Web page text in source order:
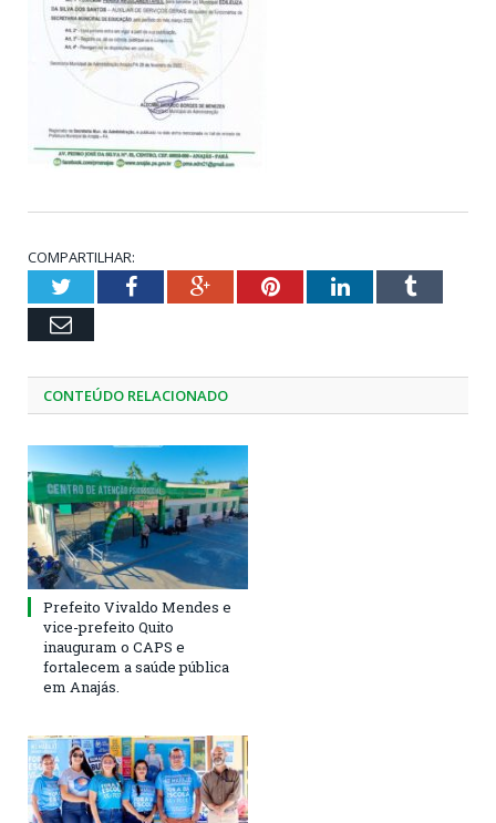
COMPARTILHAR:
TwitterFacebookGoogle+PinterestLinkedInTumblr
Email
CONTEÚDO RELACIONADO
Prefeito Vivaldo Mendes e
vice-prefeito Quito
inauguram o CAPS e
fortalecem a saúde pública
em Anajás.